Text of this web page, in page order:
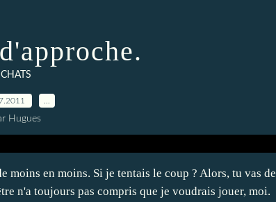
CHATS
Hugues
en moins. Si je tentais le coup ? Alors, tu vas de
n'a toujours pas compris que je voudrais jouer, moi.